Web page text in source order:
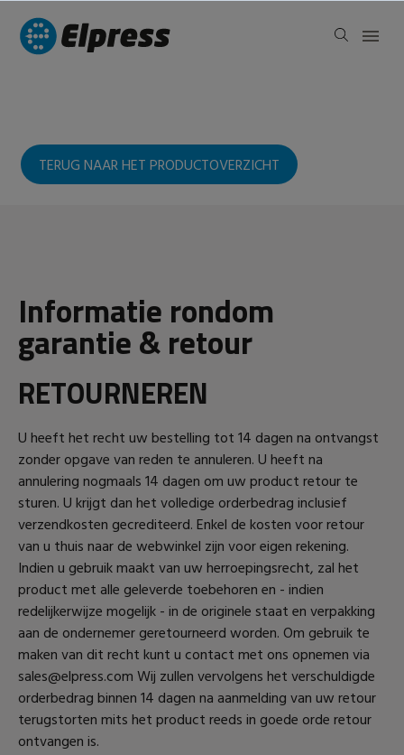
TERUG NAAR HET PRODUCTOVERZICHT
Informatie rondom
garantie & retour
RETOURNEREN
U heeft het recht uw bestelling tot 14 dagen na ontvangst
zonder opgave van reden te annuleren. U heeft na
annulering nogmaals 14 dagen om uw product retour te
sturen. U krijgt dan het volledige orderbedrag inclusief
verzendkosten gecrediteerd. Enkel de kosten voor retour
van u thuis naar de webwinkel zijn voor eigen rekening.
Indien u gebruik maakt van uw herroepingsrecht, zal het
product met alle geleverde toebehoren en - indien
redelijkerwijze mogelijk - in de originele staat en verpakking
aan de ondernemer geretourneerd worden. Om gebruik te
maken van dit recht kunt u contact met ons opnemen via
sales@elpress.com Wij zullen vervolgens het verschuldigde
orderbedrag binnen 14 dagen na aanmelding van uw retour
terugstorten mits het product reeds in goede orde retour
ontvangen is.